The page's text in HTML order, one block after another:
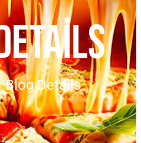
Blog Details